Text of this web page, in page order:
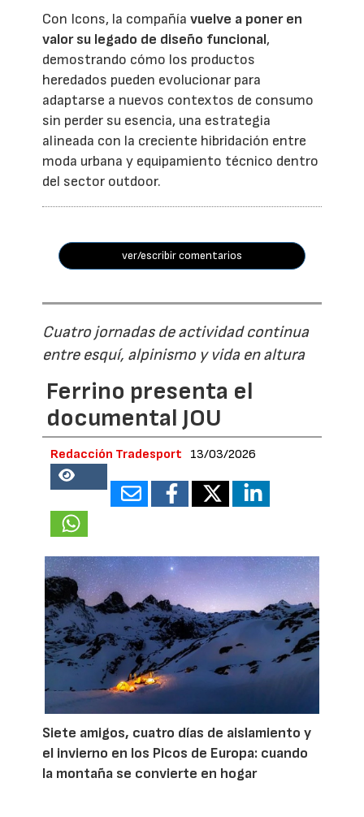
Con Icons, la compañíavuelve a poner en
valor su legado de diseño funcional,
demostrando cómo los productos
heredados pueden evolucionar para
adaptarse a nuevos contextos de consumo
sin perder su esencia, una estrategia
alineada con la creciente hibridación entre
moda urbana y equipamiento técnico dentro
del sector outdoor.
ver/escribir comentarios
Cuatro jornadas de actividad continua
entre esquí, alpinismo y vida en altura
Ferrino presenta el
documental JOU
Redacción Tradesport 13/03/2026
24598
Siete amigos, cuatro días de aislamiento y
el invierno en los Picos de Europa: cuando
la montaña se convierte en hogar